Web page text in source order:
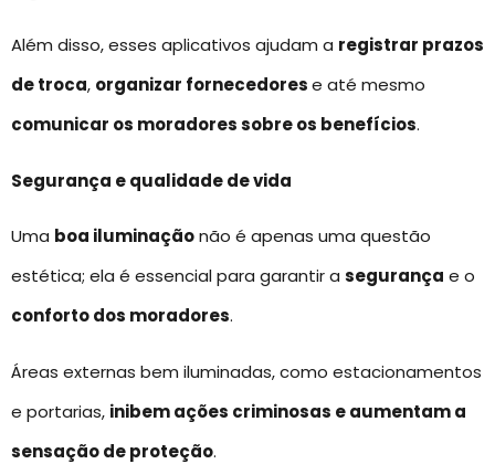
Além disso, esses aplicativos ajudam a registrar prazos
de troca, organizar fornecedorese até mesmo
comunicar os moradores sobre os benefícios.
Segurança e qualidade de vida
Uma boa iluminaçãonão é apenas uma questão
estética; ela é essencial para garantir a segurança e o
conforto dos moradores.
Áreas externas bem iluminadas, como estacionamentos
e portarias, inibem ações criminosas e aumentam a
sensação de proteção.